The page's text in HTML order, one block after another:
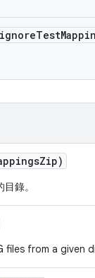
Test
Zip)
錄。
files from a given